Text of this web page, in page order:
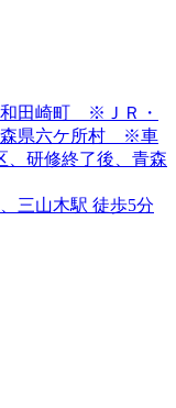
和田崎町 ※ＪＲ・
森県六ケ所村 ※車
研修終了後、青森
三山木駅 徒歩5分